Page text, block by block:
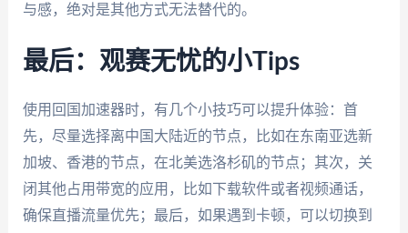
与感，绝对是其他方式无法替代的。
最后：观赛无忧的小Tips
使用回国加速器时，有几个小技巧可以提升体验：首
先，尽量选择离中国大陆近的节点，比如在东南亚选新
加坡、香港的节点，在北美选洛杉矶的节点；其次，关
闭其他占用带宽的应用，比如下载软件或者视频通话，
确保直播流量优先；最后，如果遇到卡顿，可以切换到